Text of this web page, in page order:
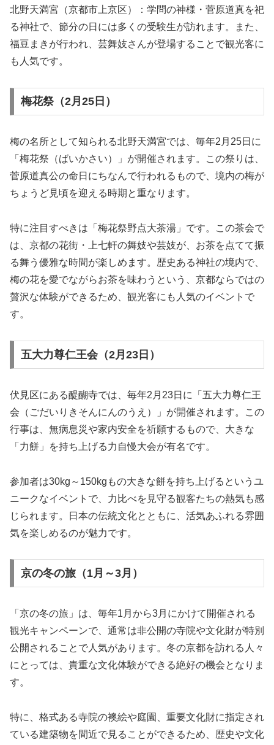
北野天満宮（京都市上京区）：学問の神様・菅原道真を祀
る神社で、節分の日には多くの受験生が訪れます。また、
福豆まきが行われ、芸舞妓さんが登場することで観光客に
も人気です。
梅花祭（2月25日）
梅の名所として知られる北野天満宮では、毎年2月25日に
「梅花祭（ばいかさい）」が開催されます。この祭りは、
菅原道真公の命日にちなんで行われるもので、境内の梅が
ちょうど見頃を迎える時期と重なります。
特に注目すべきは「梅花祭野点大茶湯」です。この茶会で
は、京都の花街・上七軒の舞妓や芸妓が、お茶を点てて振
る舞う優雅な時間が楽しめます。歴史ある神社の境内で、
梅の花を愛でながらお茶を味わうという、京都ならではの
贅沢な体験ができるため、観光客にも人気のイベントで
す。
五大力尊仁王会（2月23日）
伏見区にある醍醐寺では、毎年2月23日に「五大力尊仁王
会（ごだいりきそんにんのうえ）」が開催されます。この
行事は、無病息災や家内安全を祈願するもので、大きな
「力餅」を持ち上げる力自慢大会が有名です。
参加者は30kg～150kgもの大きな餅を持ち上げるというユ
ニークなイベントで、力比べを見守る観客たちの熱気も感
じられます。日本の伝統文化とともに、活気あふれる雰囲
気を楽しめるのが魅力です。
京の冬の旅（1月～3月）
「京の冬の旅」は、毎年1月から3月にかけて開催される
観光キャンペーンで、通常は非公開の寺院や文化財が特別
公開されることで人気があります。冬の京都を訪れる人々
にとっては、貴重な文化体験ができる絶好の機会となりま
す。
特に、格式ある寺院の襖絵や庭園、重要文化財に指定され
ている建築物を間近で見ることができるため、歴史や文化